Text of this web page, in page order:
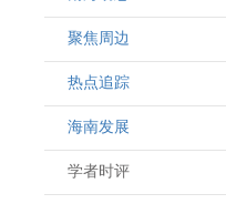
聚焦周边
热点追踪
海南发展
学者时评